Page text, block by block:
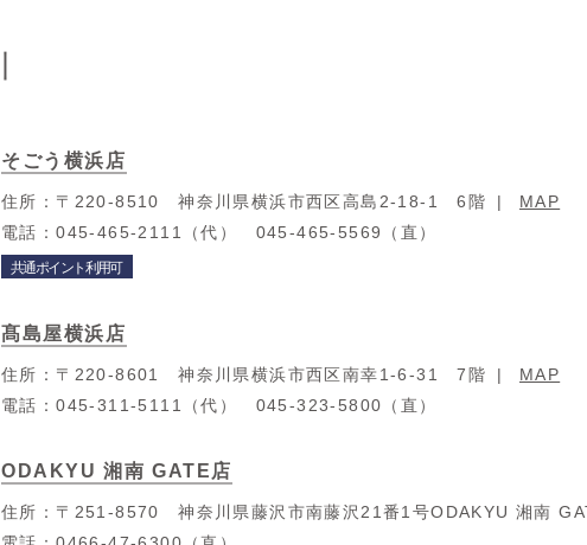
そごう横浜店
住所： 〒220-8510 神奈川県横浜市西区高島2-18-1 6階
MAP
電話：045-465-2111（代） 045-465-5569（直）
共通ポイント利用可
髙島屋横浜店
住所： 〒220-8601 神奈川県横浜市西区南幸1-6-31 7階
MAP
電話：045-311-5111（代） 045-323-5800（直）
ODAKYU 湘南 GATE店
住所： 〒251-8570 神奈川県藤沢市南藤沢21番1号ODAKYU 湘南